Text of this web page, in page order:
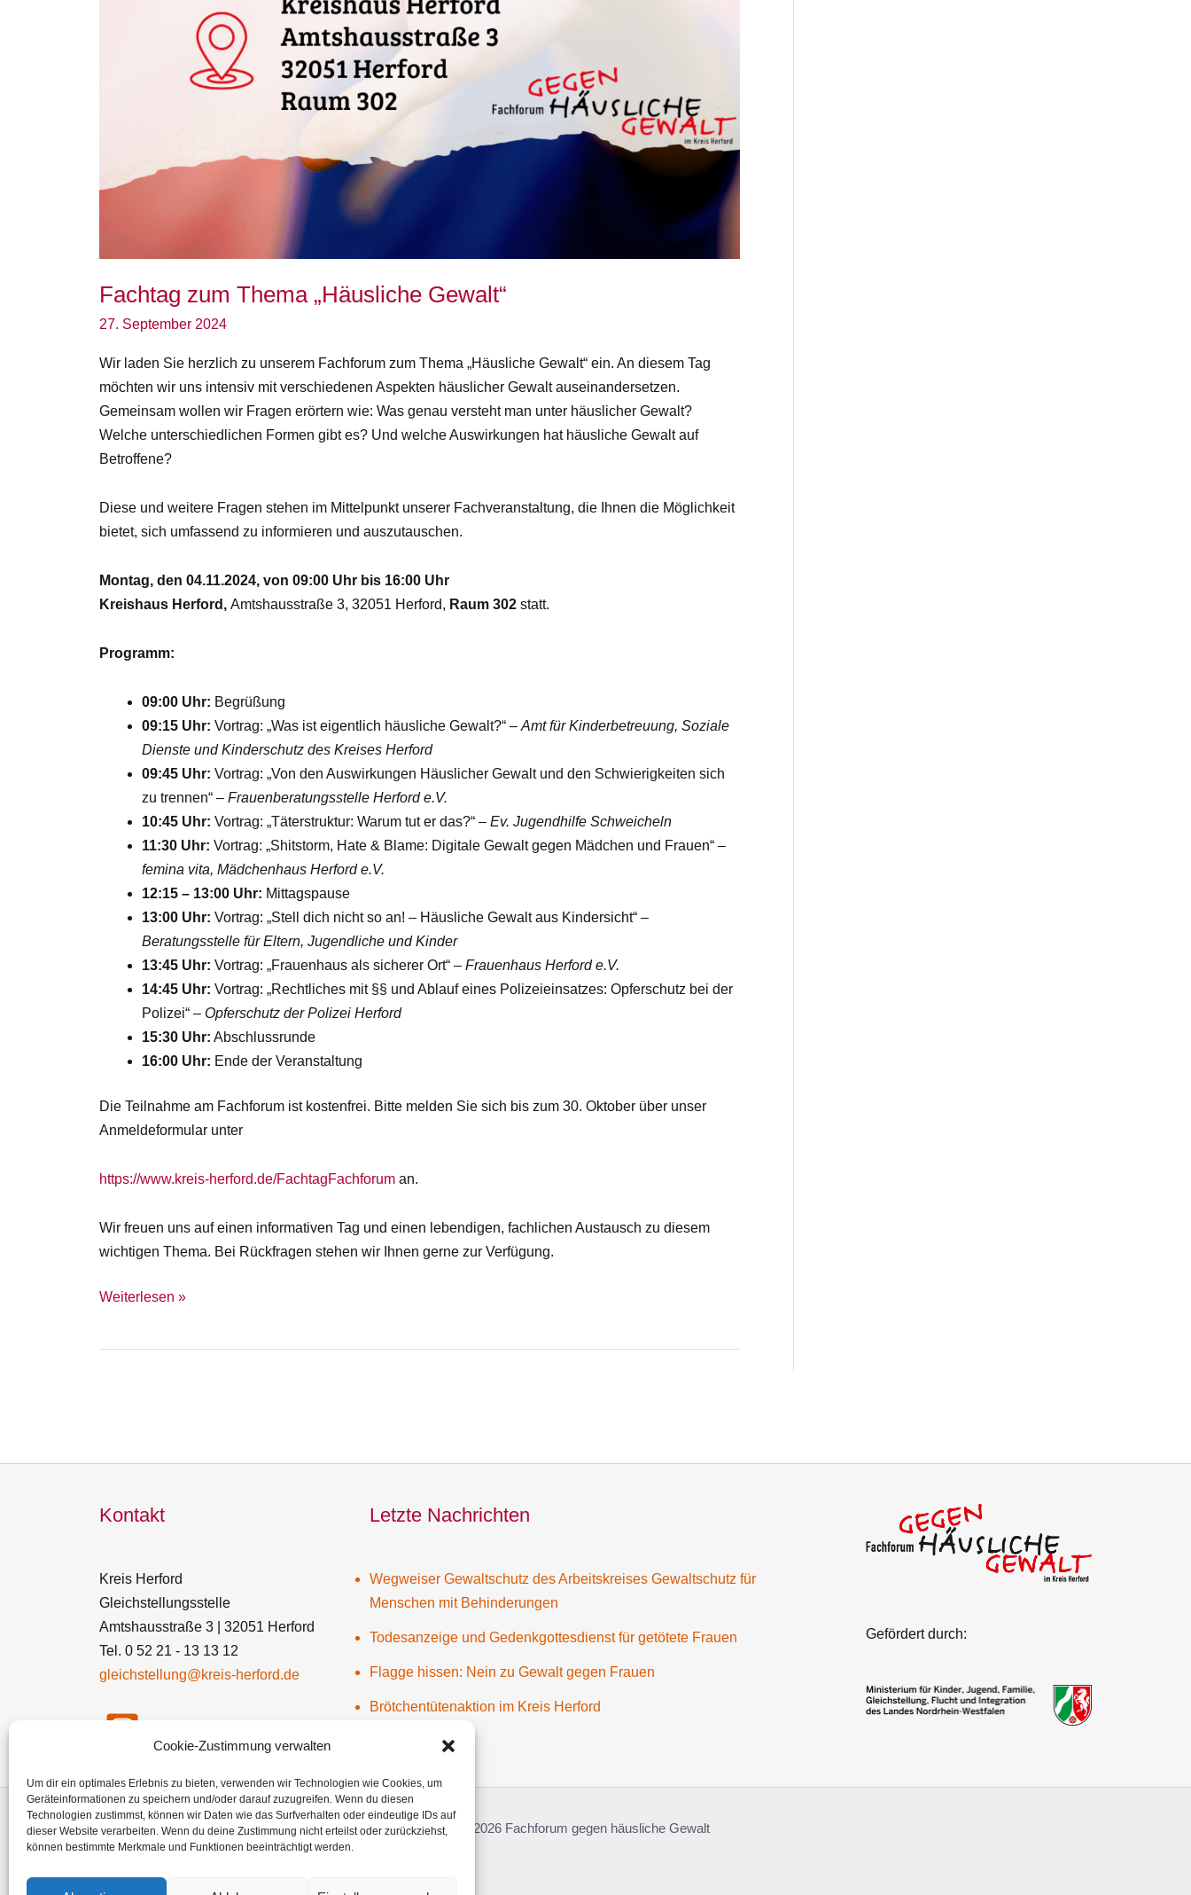
Cookie-Zustimmung verwalten
Um dir ein optimales Erlebnis zu bieten, verwenden wir Technologien wie Cookies, um
Geräteinformationen zu speichern und/oder darauf zuzugreifen. Wenn du diesen
Technologien zustimmst, können wir Daten wie das Surfverhalten oder eindeutige IDs auf
dieser Website verarbeiten. Wenn du deine Zustimmung nicht erteilst oder zurückziehst,
können bestimmte Merkmale und Funktionen beeinträchtigt werden.
Fachtag zum Thema „Häusliche Gewalt“
27. September 2024
Wir laden Sie herzlich zu unserem Fachforum zum Thema „Häusliche Gewalt“ ein. An diesem Tag
möchten wir uns intensiv mit verschiedenen Aspekten häuslicher Gewalt auseinandersetzen.
Gemeinsam wollen wir Fragen erörtern wie: Was genau versteht man unter häuslicher Gewalt?
Welche unterschiedlichen Formen gibt es? Und welche Auswirkungen hat häusliche Gewalt auf
Betroffene?
Diese und weitere Fragen stehen im Mittelpunkt unserer Fachveranstaltung, die Ihnen die Möglichkeit
bietet, sich umfassend zu informieren und auszutauschen.
Montag, den 04.11.2024, von 09:00 Uhr bis 16:00 Uhr
Kreishaus Herford, Amtshausstraße 3, 32051 Herford, Raum 302 statt.
Programm:
09:00 Uhr: Begrüßung
09:15 Uhr: Vortrag: „Was ist eigentlich häusliche Gewalt?“ – Amt für Kinderbetreuung, Soziale
Dienste und Kinderschutz des Kreises Herford
09:45 Uhr: Vortrag: „Von den Auswirkungen Häuslicher Gewalt und den Schwierigkeiten sich
zu trennen“ – Frauenberatungsstelle Herford e.V.
10:45 Uhr: Vortrag: „Täterstruktur: Warum tut er das?“ – Ev. Jugendhilfe Schweicheln
11:30 Uhr: Vortrag: „Shitstorm, Hate & Blame: Digitale Gewalt gegen Mädchen und Frauen“ –
femina vita, Mädchenhaus Herford e.V.
12:15 – 13:00 Uhr: Mittagspause
13:00 Uhr: Vortrag: „Stell dich nicht so an! – Häusliche Gewalt aus Kindersicht“ –
Beratungsstelle für Eltern, Jugendliche und Kinder
13:45 Uhr: Vortrag: „Frauenhaus als sicherer Ort“ – Frauenhaus Herford e.V.
14:45 Uhr: Vortrag: „Rechtliches mit §§ und Ablauf eines Polizeieinsatzes: Opferschutz bei der
Polizei“ – Opferschutz der Polizei Herford
15:30 Uhr: Abschlussrunde
16:00 Uhr: Ende der Veranstaltung
Die Teilnahme am Fachforum ist kostenfrei. Bitte melden Sie sich bis zum 30. Oktober über unser
Anmeldeformular unter
https://www.kreis-herford.de/FachtagFachforum an.
Wir freuen uns auf einen informativen Tag und einen lebendigen, fachlichen Austausch zu diesem
wichtigen Thema. Bei Rückfragen stehen wir Ihnen gerne zur Verfügung.
Fachtag
Weiterlesen »
Kontakt
Kreis Herford
Gleichstellungsstelle
Amtshausstraße 3 | 32051 Herford
Tel. 0 52 21 - 13 13 12
gleichstellung@kreis-herford.de
Letzte Nachrichten
Wegweiser Gewaltschutz des Arbeitskreises Gewaltschutz für
Menschen mit Behinderungen
Todesanzeige und Gedenkgottesdienst für getötete Frauen
Flagge hissen: Nein zu Gewalt gegen Frauen
Brötchentütenaktion im Kreis Herford
Gefördert durch:
Impressum Datenschutz © 2026 Fachforum gegen häusliche Gewalt